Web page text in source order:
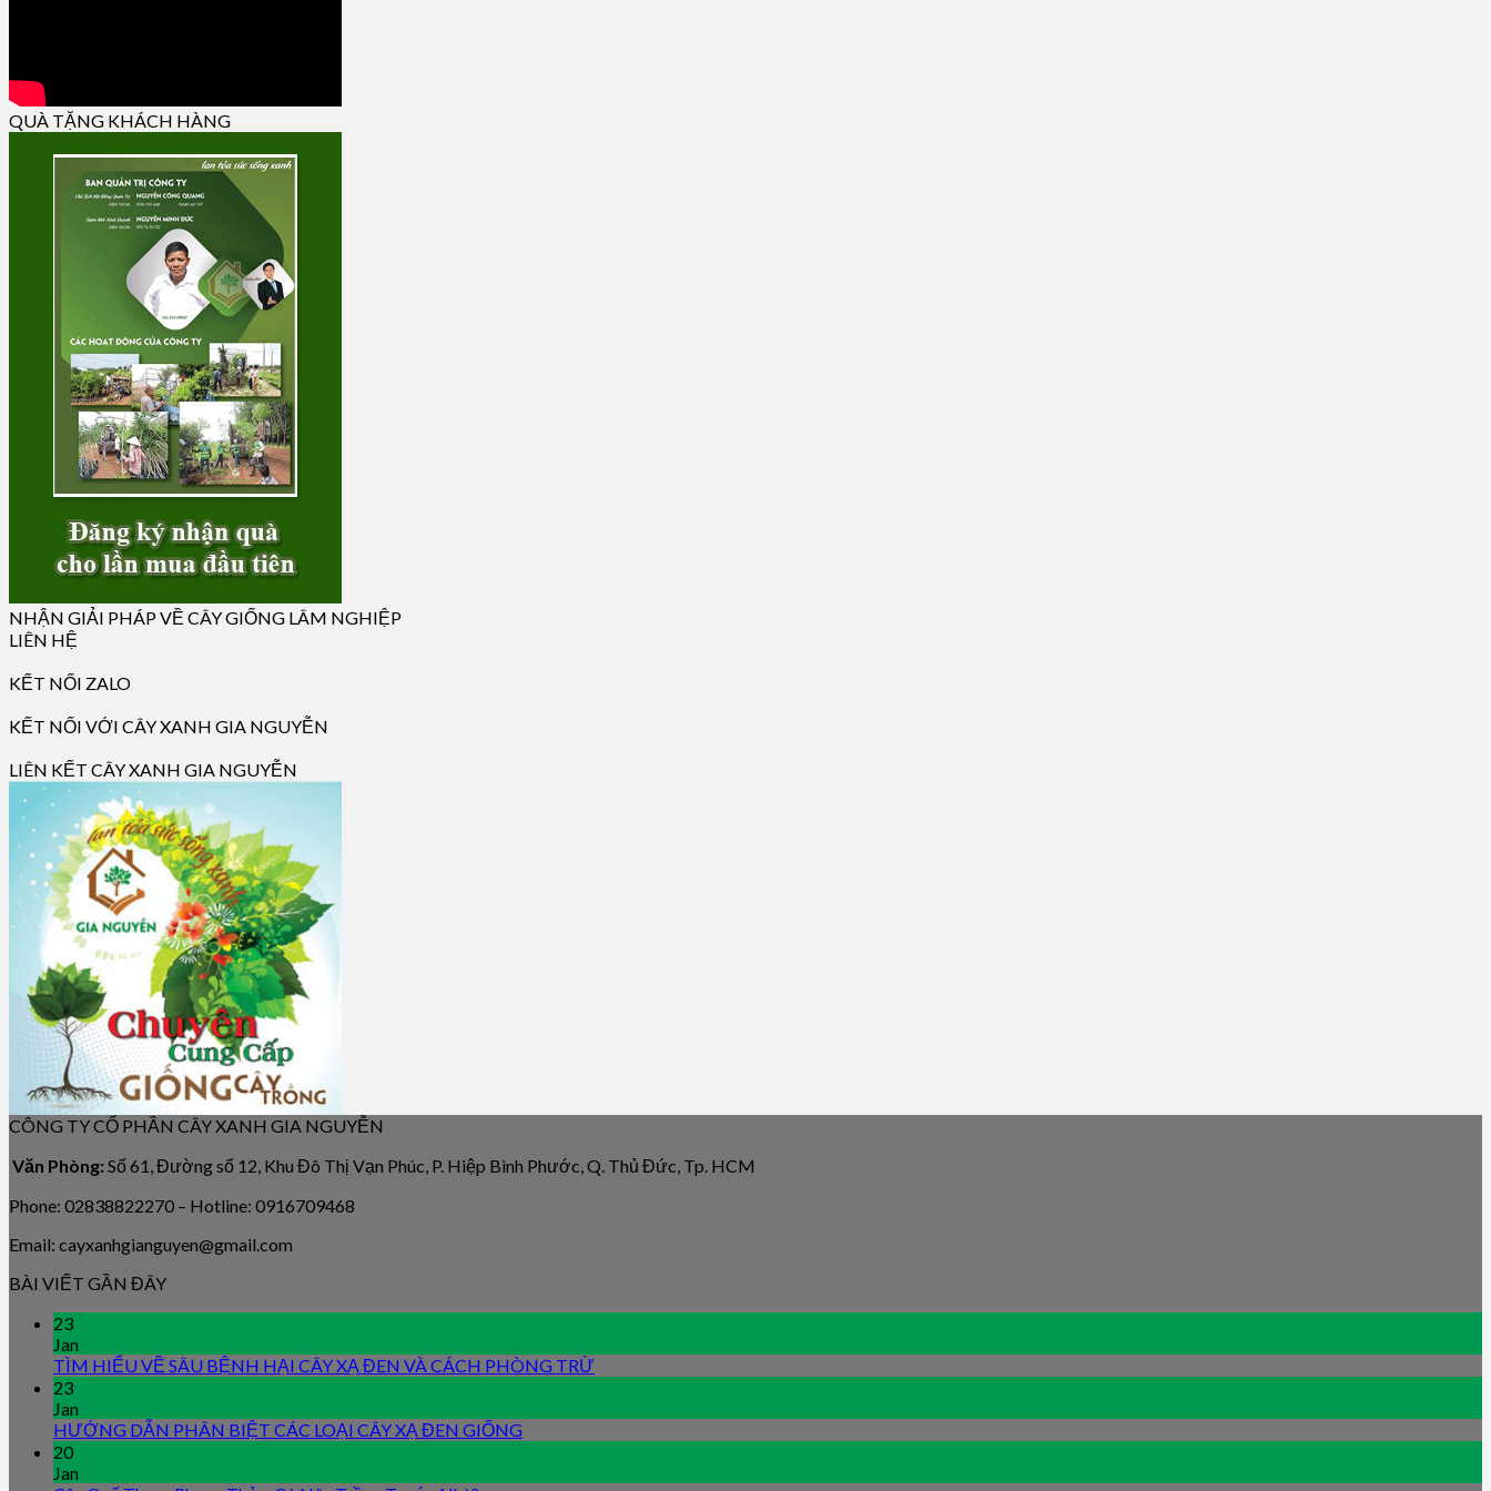
QUÀ TẶNG KHÁCH HÀNG
NHẬN GIẢI PHÁP VỀ CÂY GIỐNG LÂM NGHIỆP
LIÊN HỆ
KẾT NỐI ZALO
KẾT NỐI VỚI CÂY XANH GIA NGUYỄN
LIÊN KẾT CÂY XANH GIA NGUYỄN
CÔNG TY CỔ PHẦN CÂY XANH GIA NGUYỄN
Văn Phòng: Số 61, Đường số 12, Khu Đô Thị Vạn Phúc, P. Hiệp Bình Phước, Q. Thủ Đức, Tp. HCM
Phone: 02838822270 – Hotline: 0916709468
Email: cayxanhgianguyen@gmail.com
BÀI VIẾT GẦN ĐÂY
23
Jan
TÌM HIỂU VỀ SÂU BỆNH HẠI CÂY XẠ ĐEN VÀ CÁCH PHÒNG TRỪ
23
Jan
HƯỚNG DẪN PHÂN BIỆT CÁC LOẠI CÂY XẠ ĐEN GIỐNG
20
Jan